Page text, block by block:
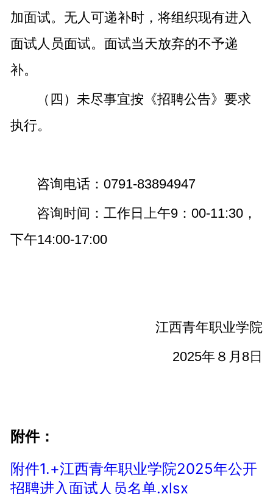
加面试。无人可递补时，将组织现有进入
面试人员面试。面试当天放弃的不予递
补。
（四）未尽事宜按《招聘公告》要求
执行。
咨询电话：0791-83894947
咨询时间：工作日上午9：00-11:30，
下午14:00-17:00
江西青年职业学院
2025年８月8日
附件：
附件1.+江西青年职业学院2025年公开
招聘进入面试人员名单.xlsx